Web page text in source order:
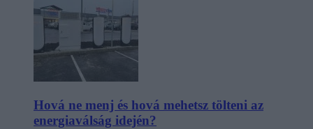
Hová ne menj és hová mehetsz tölteni az
energiaválság idején?